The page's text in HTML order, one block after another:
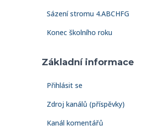
Sázení stromu 4.ABCHFG
Konec školního roku
Základní informace
Přihlásit se
Zdroj kanálů (příspěvky)
Kanál komentářů